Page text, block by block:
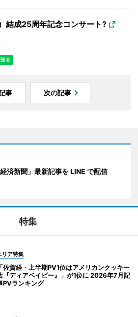
結成25周年記念コンサート?
事 次の記事
経済新聞」最新記事を LINE で配信
特集
リア特集
「佐賀経・上半期PV1位はアメリカンクッキー
『ディアベイビー』」が1位に 2026年7月記
PVランキング